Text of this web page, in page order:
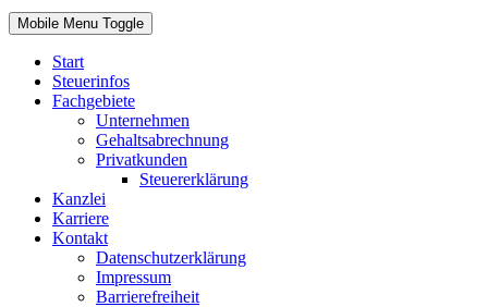
Mobile Menu Toggle
Start
Steuerinfos
Fachgebiete
Unternehmen
Gehaltsabrechnung
Privatkunden
Steuererklärung
Kanzlei
Karriere
Kontakt
Datenschutzerklärung
Impressum
Barrierefreiheit